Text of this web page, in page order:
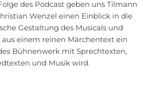
des Podcast geben uns Tilmann
Wenzel einen Einblick in die
Gestaltung des Musicals und
einem reinen Märchentext ein
Bühnenwerk mit Sprechtexten,
und Musik wird.